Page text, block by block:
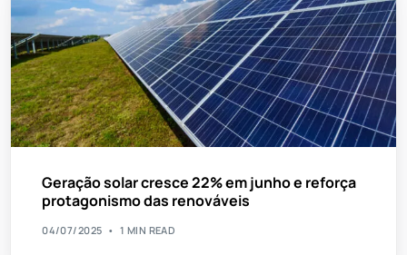
Geração solar cresce 22% em junho e reforça
protagonismo das renováveis
04/07/2025 1 MIN READ